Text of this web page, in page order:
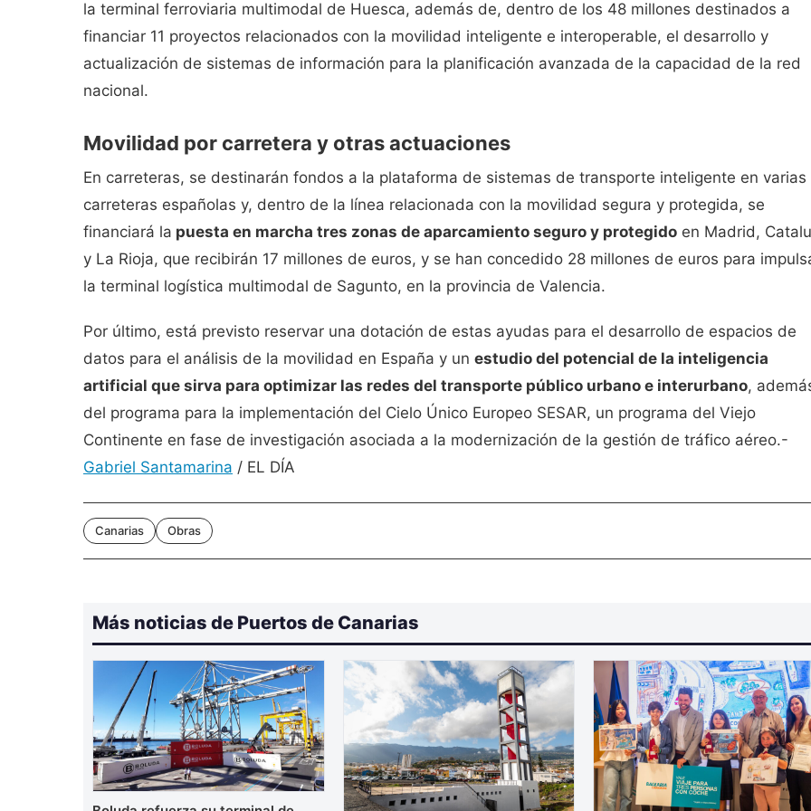
la terminal ferroviaria multimodal de Huesca, además de, dentro de los 48 millones destinados a
financiar 11 proyectos relacionados con la movilidad inteligente e interoperable, el desarrollo y
actualización de sistemas de información para la planificación avanzada de la capacidad de la red
nacional.
Movilidad por carretera y otras actuaciones
En carreteras, se destinarán fondos a la plataforma de sistemas de transporte inteligente en varias
carreteras españolas y, dentro de la línea relacionada con la movilidad segura y protegida, se
financiará la puesta en marcha tres zonas de aparcamiento seguro y protegido en Madrid,
y La Rioja, que recibirán 17 millones de euros, y se han concedido 28 millones de euros para
la terminal logística multimodal de Sagunto, en la provincia de Valencia.
Por último, está previsto reservar una dotación de estas ayudas para el desarrollo de espacios de
datos para el análisis de la movilidad en España y un estudio del potencial de la inteligencia
artificial que sirva para optimizar las redes del transporte público urbano e interurbano,
del programa para la implementación del Cielo Único Europeo SESAR, un programa del Viejo
Continente en fase de investigación asociada a la modernización de la gestión de tráfico aéreo.-
Gabriel Santamarina / EL DÍA
Canarias Obras
Más noticias de Puertos de Canarias